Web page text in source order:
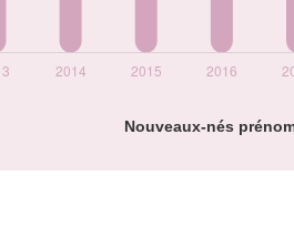
Nouveaux-nés